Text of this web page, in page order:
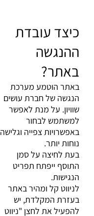
כיצד עובדת
ההנגשה
באתר?
באתר הוטמע מערכת
הנגשה של חברת עושים
שוויון. על מנת לאפשר
למשתמש לבחור
באפשרויות צפייה וגלישה
נוחות יותר.
בעת לחיצה על סמן
התוסף ייפתח תפריט
הנגישות.
לניווט קל ומהיר באתר
בעזרת המקלדת, יש
להפעיל את לחצן "ניווט